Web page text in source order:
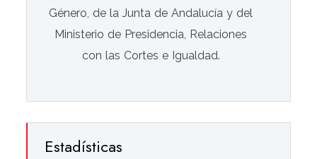
Género, de la Junta de Andalucía y del
Ministerio de Presidencia, Relaciones
con las Cortes e Igualdad.
Estadísticas